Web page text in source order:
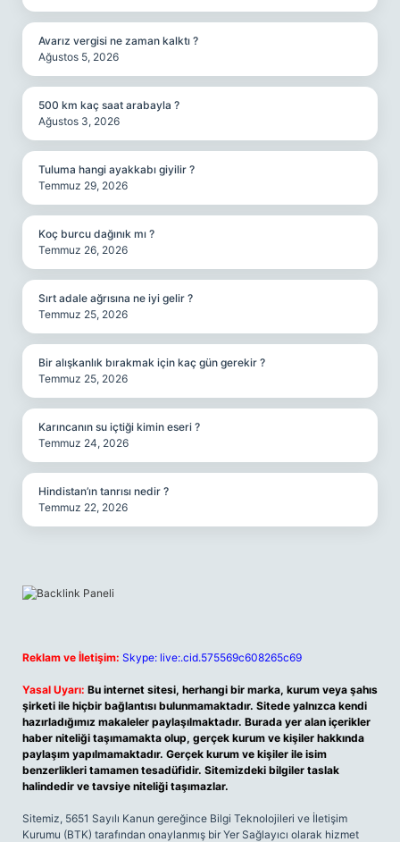
Avarız vergisi ne zaman kalktı ?
Ağustos 5, 2026
500 km kaç saat arabayla ?
Ağustos 3, 2026
Tuluma hangi ayakkabı giyilir ?
Temmuz 29, 2026
Koç burcu dağınık mı ?
Temmuz 26, 2026
Sırt adale ağrısına ne iyi gelir ?
Temmuz 25, 2026
Bir alışkanlık bırakmak için kaç gün gerekir ?
Temmuz 25, 2026
Karıncanın su içtiği kimin eseri ?
Temmuz 24, 2026
Hindistan’ın tanrısı nedir ?
Temmuz 22, 2026
Reklam ve İletişim: Skype: live:.cid.575569c608265c69
Yasal Uyarı: Bu internet sitesi, herhangi bir marka, kurum veya şahıs
şirketi ile hiçbir bağlantısı bulunmamaktadır. Sitede yalnızca kendi
hazırladığımız makaleler paylaşılmaktadır. Burada yer alan içerikler
haber niteliği taşımamakta olup, gerçek kurum ve kişiler hakkında
paylaşım yapılmamaktadır. Gerçek kurum ve kişiler ile isim
benzerlikleri tamamen tesadüfidir. Sitemizdeki bilgiler taslak
halindedir ve tavsiye niteliği taşımazlar.
Sitemiz, 5651 Sayılı Kanun gereğince Bilgi Teknolojileri ve İletişim
Kurumu (BTK) tarafından onaylanmış bir Yer Sağlayıcı olarak hizmet